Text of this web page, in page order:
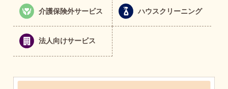
介護保険外サービス ハウスクリーニング
法人向けサービス